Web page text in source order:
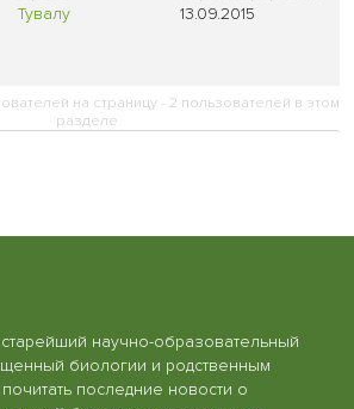
Тувалу 13.09.2015
на страницу - 2 пользователей в этом
разделе
научно-образовательный
биологии и родственным
последние новости о